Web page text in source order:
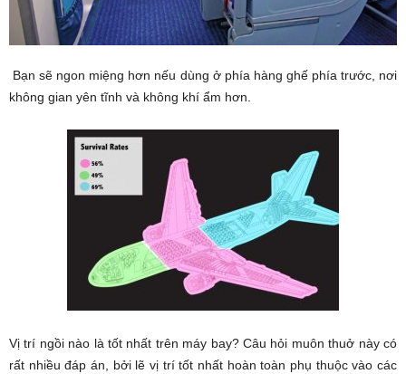
Bạn sẽ ngon miệng hơn nếu dùng ở phía hàng ghế phía trước, nơi
không gian yên tĩnh và không khí ẩm hơn.
Vị trí ngồi nào là tốt nhất trên máy bay? Câu hỏi muôn thuở này có
rất nhiều đáp án, bởi lẽ vị trí tốt nhất hoàn toàn phụ thuộc vào các